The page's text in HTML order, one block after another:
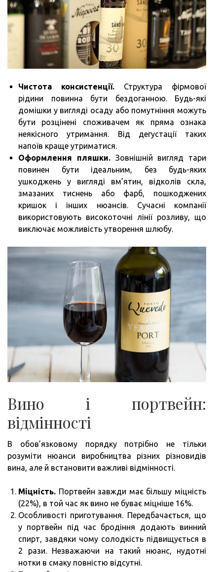
Чистота консистенції. Структура фірмової
рідини повинна бути бездоганною. Будь-які
домішки у вигляді осаду або помутніння можуть
бути розцінені споживачем як пряма ознака
неякісного утримання. Від дегустації таких
напоїв краще утриматися.
Оформлення пляшки.Зовнішній вигляд тари
повинен бути ідеальним, без будь-яких
ушкоджень у вигляді вм’ятин, відколів скла,
змазаних тиснень або фарб, пошкоджених
кришок і інших нюансів. Сучасні компанії
використовують високоточні лінії розливу, що
виключає можливість утворення шлюбу.
Вино і портвейн:
відмінності
В обов’язковому порядку потрібно не тільки
розуміти нюанси виробництва різних різновидів
вина, але й встановити важливі відмінності.
Міцність. Портвейн завжди має більшу міцність
(22%), в той час як вино не буває міцніше 16%.
Особливості приготування. Передбачається, що
у портвейн під час бродіння додають винний
спирт, завдяки чому солодкість підвищується в
2 рази. Незважаючи на такий нюанс, нудотні
нотки в смаку повністю відсутні.